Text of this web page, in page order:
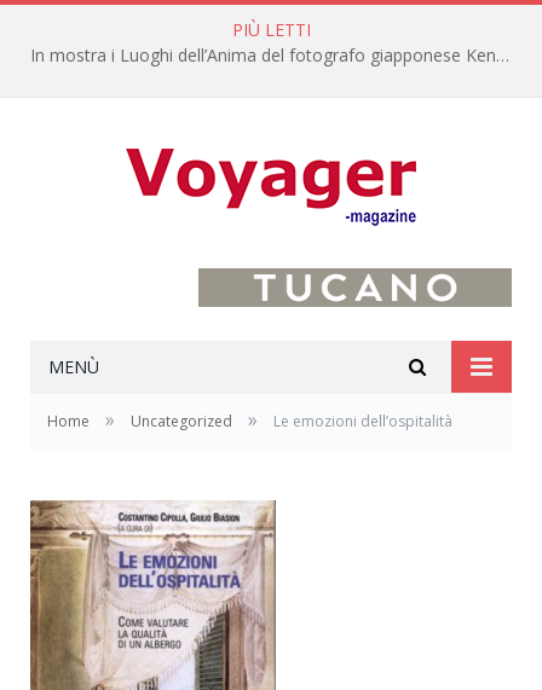
PIÙ LETTI
In mostra i Luoghi dell’Anima del fotografo giapponese Kenro Izu
MENÙ
Home » Uncategorized » Le emozioni dell’ospitalità